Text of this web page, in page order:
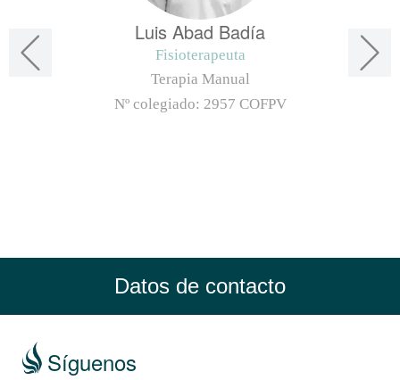
Luis Abad Badía
Fisioterapeuta
Terapia Manual
Nº colegiado: 2957 COFPV
Datos de contacto
Síguenos